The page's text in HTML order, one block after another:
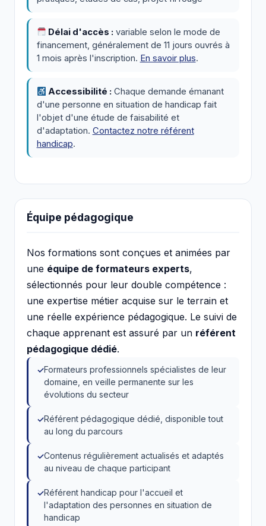
Délai d'accès : variable selon le mode de
financement, généralement de 11 jours ouvrés à
1 mois après l'inscription. En savoir plus.
Accessibilité : Chaque demande émanant
d'une personne en situation de handicap fait
l'objet d'une étude de faisabilité et
d'adaptation. Contactez notre référent
handicap.
Équipe pédagogique
Nos formations sont conçues et animées par
une équipe de formateurs experts,
sélectionnés pour leur double compétence :
une expertise métier acquise sur le terrain et
une réelle expérience pédagogique. Le suivi de
chaque apprenant est assuré par un référent
pédagogique dédié.
Formateurs professionnels spécialistes de leur
domaine, en veille permanente sur les
évolutions du secteur
Référent pédagogique dédié, disponible tout
au long du parcours
Contenus régulièrement actualisés et adaptés
au niveau de chaque participant
Référent handicap pour l'accueil et
l'adaptation des personnes en situation de
handicap